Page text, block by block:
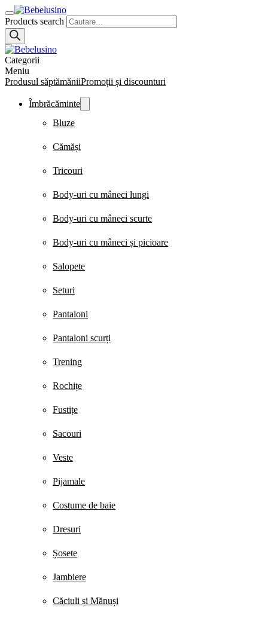
Products search
Categorii
Meniu
Produsul săptămăniiPromoții și discounturi
Îmbrăcăminte
Bluze
Cămăși
Tricouri
Body-uri cu mâneci lungi
Body-uri cu mâneci scurte
Body-uri cu mâneci și picioare
Salopete
Seturi
Pantaloni
Pantaloni scurți
Trening
Rochițe
Fustițe
Sacouri
Veste
Pijamale
Costume de baie
Dresuri
Șosete
Jambiere
Căciuli și Mănuși